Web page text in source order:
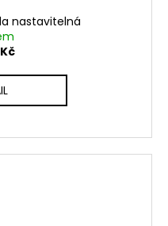
nastavitelná
Kč